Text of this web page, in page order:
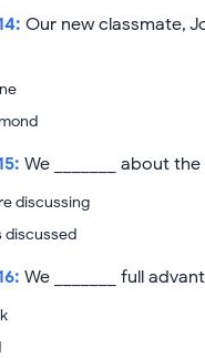
: Our new classmate,
: We _______ about
discussing
discussed
: We _______ full